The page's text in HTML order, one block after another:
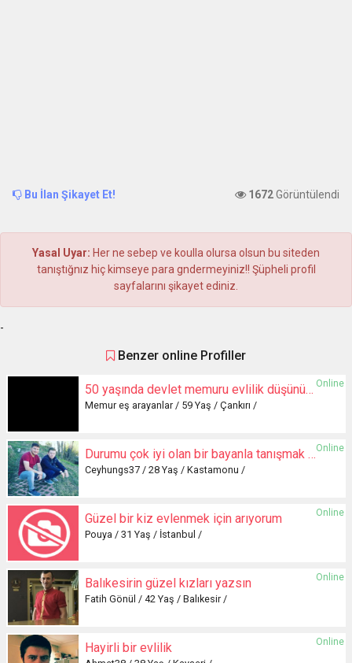
Bu İlan Şikayet Et! 1672Görüntülendi
Yasal Uyar: Her ne sebep ve koulla olursa olsun bu siteden
tanıştığnız hiç kimseye para gndermeyiniz!! Şüpheli profil
sayfalarını şikayet ediniz.
-
Benzer online Profiller
Online
50 yaşında devlet memuru evlilik düşünüyorum
Memur eş arayanlar / 59 Yaş / Çankırı /
Online
Durumu çok iyi olan bir bayanla tanışmak isterim
Ceyhungs37 / 28 Yaş / Kastamonu /
Online
Güzel bir kiz evlenmek için arıyorum
Pouya / 31 Yaş / İstanbul /
Online
Balıkesirin güzel kızları yazsın
Fatih Gönül / 42 Yaş / Balıkesir /
Online
Hayirli bir evlilik